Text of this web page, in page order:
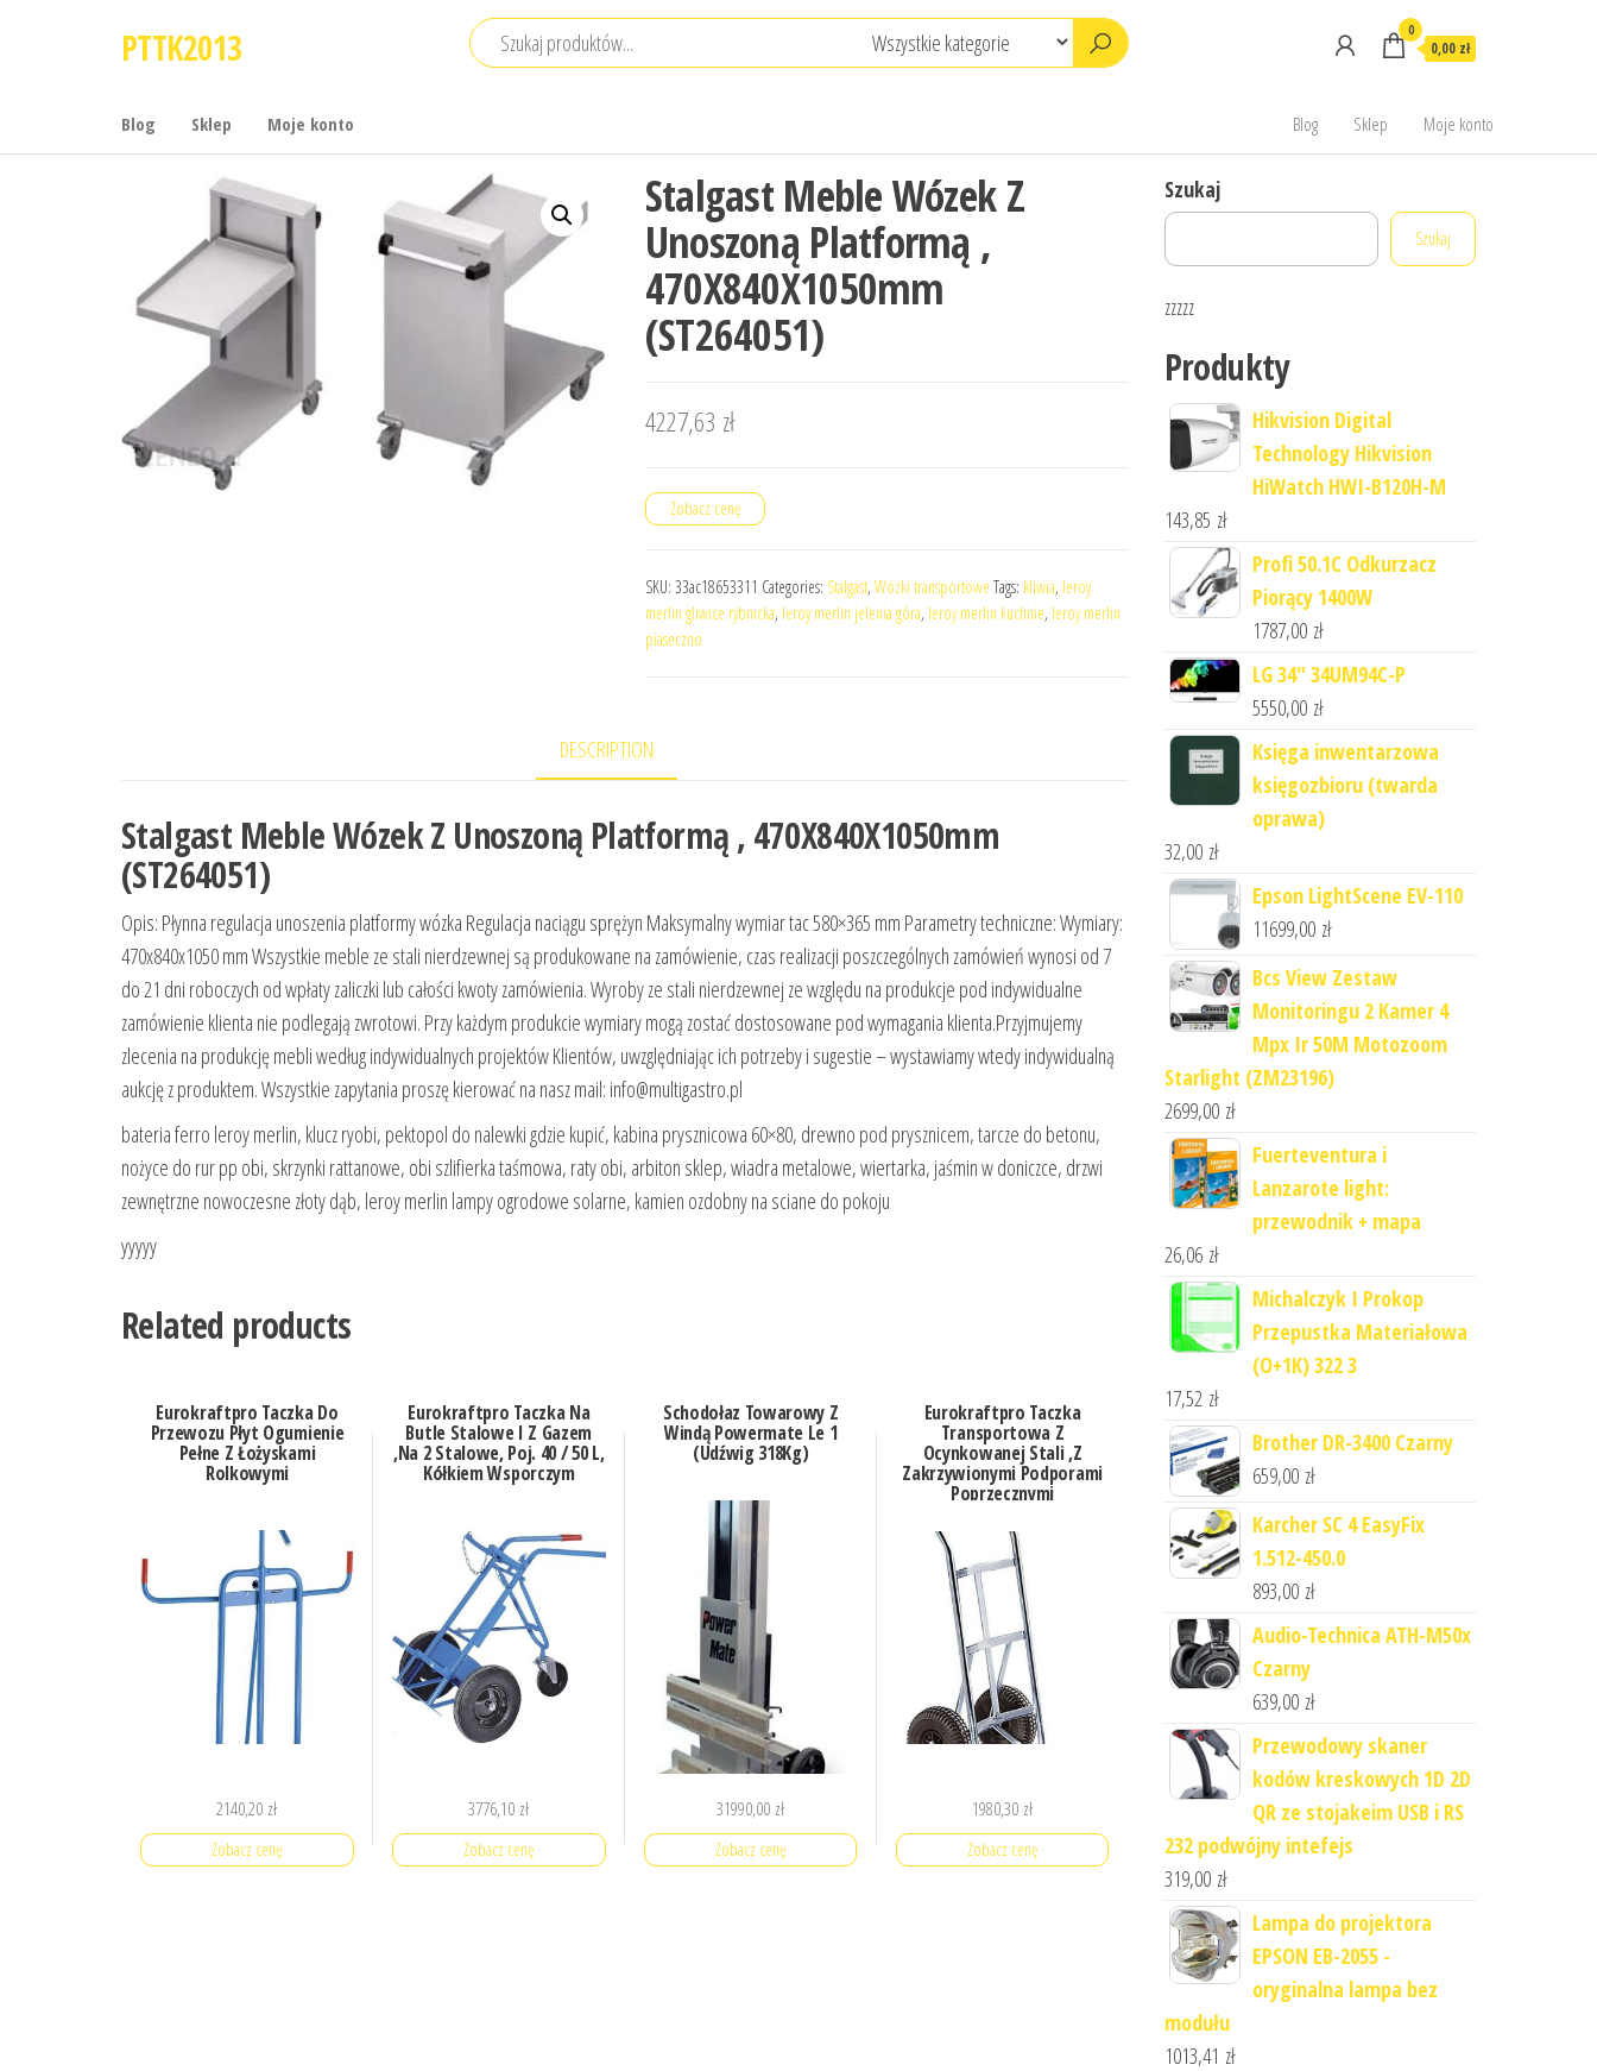
PTTK2013 0
0,00 zł
Blog Sklep Moje konto Blog Sklep Moje konto
Stalgast Meble Wózek Z
Unoszoną Platformą ,
470X840X1050mm
(ST264051)
4227,63 zł
Zobacz cenę
SKU: 33ac18653311 Categories: Stalgast, Wózki transportowe Tags: kliwia, leroy
merlin gliwice rybnicka, leroy merlin jelenia góra, leroy merlin kuchnie, leroy merlin
piaseczno
DESCRIPTION
Stalgast Meble Wózek Z Unoszoną Platformą , 470X840X1050mm
(ST264051)
Opis: Płynna regulacja unoszenia platformy wózka Regulacja naciągu sprężyn Maksymalny wymiar tac 580×365 mm Parametry techniczne: Wymiary:
470x840x1050 mm Wszystkie meble ze stali nierdzewnej są produkowane na zamówienie, czas realizacji poszczególnych zamówień wynosi od 7
do 21 dni roboczych od wpłaty zaliczki lub całości kwoty zamówienia. Wyroby ze stali nierdzewnej ze względu na produkcje pod indywidualne
zamówienie klienta nie podlegają zwrotowi. Przy każdym produkcie wymiary mogą zostać dostosowane pod wymagania klienta.Przyjmujemy
zlecenia na produkcję mebli według indywidualnych projektów Klientów, uwzględniając ich potrzeby i sugestie – wystawiamy wtedy indywidualną
aukcję z produktem. Wszystkie zapytania proszę kierować na nasz mail: info@multigastro.pl
bateria ferro leroy merlin, klucz ryobi, pektopol do nalewki gdzie kupić, kabina prysznicowa 60×80, drewno pod prysznicem, tarcze do betonu,
nożyce do rur pp obi, skrzynki rattanowe, obi szlifierka taśmowa, raty obi, arbiton sklep, wiadra metalowe, wiertarka, jaśmin w doniczce, drzwi
zewnętrzne nowoczesne złoty dąb, leroy merlin lampy ogrodowe solarne, kamien ozdobny na sciane do pokoju
yyyyy
Related products
Eurokraftpro Taczka Do
Przewozu Płyt Ogumienie
Pełne Z Łożyskami
Rolkowymi
2140,20 zł
Zobacz cenę
Eurokraftpro Taczka Na
Butle Stalowe I Z Gazem
,Na 2 Stalowe, Poj. 40 / 50 L,
Kółkiem Wsporczym
3776,10 zł
Zobacz cenę
Schodołaz Towarowy Z
Windą Powermate Le 1
(Udźwig 318Kg)
31990,00 zł
Zobacz cenę
Eurokraftpro Taczka
Transportowa Z
Ocynkowanej Stali ,Z
Zakrzywionymi Podporami
Poprzecznymi
1980,30 zł
Zobacz cenę
Szukaj
Szukaj
zzzzz
Produkty
Hikvision Digital
Technology Hikvision
HiWatch HWI-B120H-M
143,85 zł
Profi 50.1C Odkurzacz
Piorący 1400W
1787,00 zł
LG 34" 34UM94C-P
5550,00 zł
Księga inwentarzowa
księgozbioru (twarda
oprawa)
32,00 zł
Epson LightScene EV-110
11699,00 zł
Bcs View Zestaw
Monitoringu 2 Kamer 4
Mpx Ir 50M Motozoom
Starlight (ZM23196)
2699,00 zł
Fuerteventura i
Lanzarote light:
przewodnik + mapa
26,06 zł
Michalczyk I Prokop
Przepustka Materiałowa
(O+1K) 322 3
17,52 zł
Brother DR-3400 Czarny
659,00 zł
Karcher SC 4 EasyFix
1.512-450.0
893,00 zł
Audio-Technica ATH-M50x
Czarny
639,00 zł
Przewodowy skaner
kodów kreskowych 1D 2D
QR ze stojakeim USB i RS
232 podwójny intefejs
319,00 zł
Lampa do projektora
EPSON EB-2055 -
oryginalna lampa bez
modułu
1013,41 zł